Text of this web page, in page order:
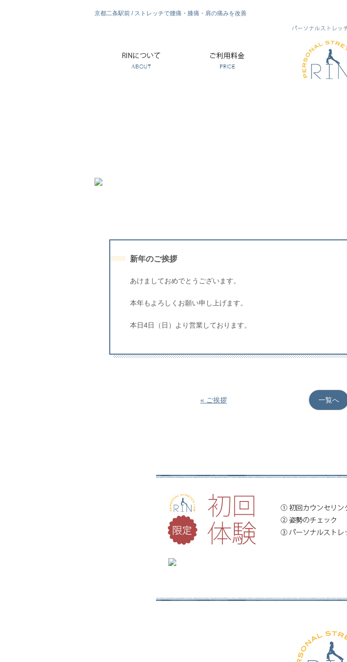
京都二条駅前 / ストレッチで腰痛・膝痛・肩の痛みを改善
新年のご挨拶
あけましておめでとうございます。
本年もよろしくお願い申し上げます。
本日4日（日）より営業しております。
« ご挨拶 一覧へ